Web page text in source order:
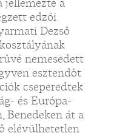
edzői
Dezső
nemesedett
esztendőt
cseperedtek
és Európa-
Benedeken át a
elévülhetetlen